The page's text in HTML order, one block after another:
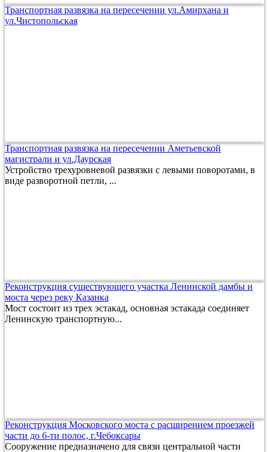
Транспортная развязка на пересечении ул.Амирхана и
ул.Чистопольская
Транспортная развязка на пересечении Аметьевской
магистрали и ул.Даурская
Устройство трехуровневой развязки с левыми поворотами, в
виде разворотной петли, ...
Реконструкция существующего участка Ленинской дамбы и
моста через реку Казанка
Мост состоит из трех эстакад, основная эстакада соединяет
Ленинскую транспортную...
Реконструкция Московского моста с расширением проезжей
части до 6-ти полос, г.Чебоксары
Сооружение предназначено для связи центральной части